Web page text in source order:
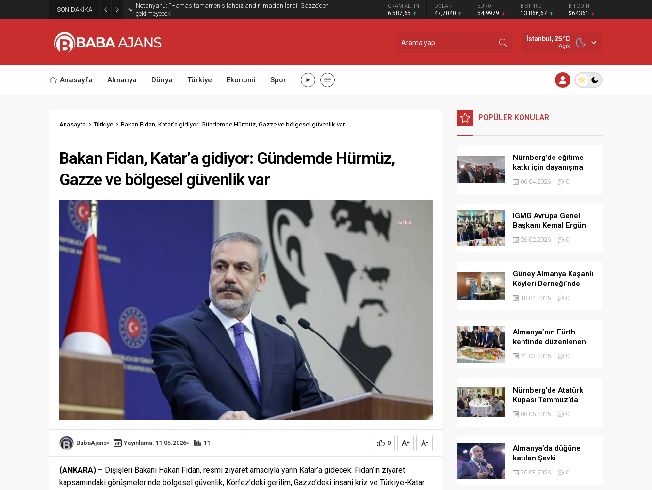
SON DAKİKA
Netanyahu: “Hamas tamamen silahsızlandırılmadan İsrail Gazze’den
çekilmeyecek”
GRAM ALTIN
6.587,65
DOLAR
47,7040
EURO
54,9979
BIST 100
13.866,67
BITCOIN
$64361
İstanbul, 25°C
Açık
Anasayfa Almanya Dünya Türkiye Ekonomi Spor
Anasayfa Türkiye Bakan Fidan, Katar’a gidiyor: Gündemde Hürmüz, Gazze ve bölgesel güvenlik var
Bakan Fidan, Katar’a gidiyor: Gündemde Hürmüz,
Gazze ve bölgesel güvenlik var
BabaAjans Yayınlama: 11.05.2026 11 0 A+ A-
(ANKARA) – Dışişleri Bakanı Hakan Fidan, resmi ziyaret amacıyla yarın Katar’a gidecek. Fidan’ın ziyaret
kapsamındaki görüşmelerinde bölgesel güvenlik, Körfez’deki gerilim, Gazze’deki insani kriz ve Türkiye-Katar
POPÜLER KONULAR
Nürnberg’de eğitime
katkı için dayanışma
kahvaltısı
06.04.2026 0
IGMG Avrupa Genel
Başkanı Kemal Ergün:
Müslümanlara yönelik
ön yargılar arttı.
26.02.2026 0
Güney Almanya Kaşanlı
Köyleri Derneği’nde
yeni yönetim belirlendi
18.04.2026 0
Almanya’nın Fürth
kentinde düzenlenen
bayramlaşma
programında birlik ve
21.03.2026 0
Nürnberg’de Atatürk
Kupası Temmuz’da
düzenlenecek
08.06.2026 0
Almanya’da düğüne
katılan Şevki
Yılmaz’dan gençlere
evlilik çağrısı:
30.03.2026 0